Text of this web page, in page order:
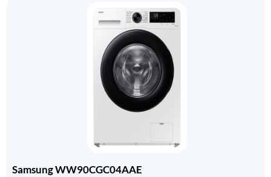
Samsung WW90CGC04AAE